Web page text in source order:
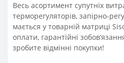
Весь асортимент супутніх
терморегуляторів, запірно-
мається у товарній матриці
оплати, гарантійні
зробите відмінні покупки!